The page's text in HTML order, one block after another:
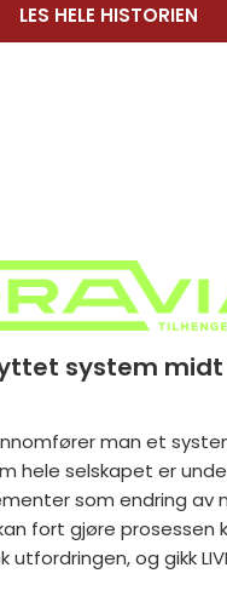
LES HELE HISTORIEN
system midt
man et
hele selskapet er
som endring av
fort gjøre prosessen
utfordringen, og gikk